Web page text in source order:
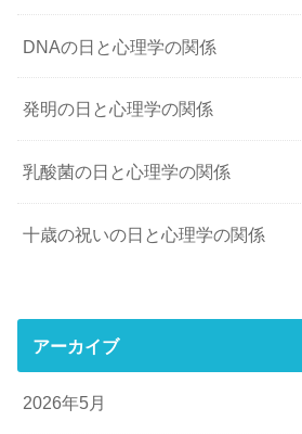
DNAの日と心理学の関係
発明の日と心理学の関係
乳酸菌の日と心理学の関係
十歳の祝いの日と心理学の関係
アーカイブ
2026年5月